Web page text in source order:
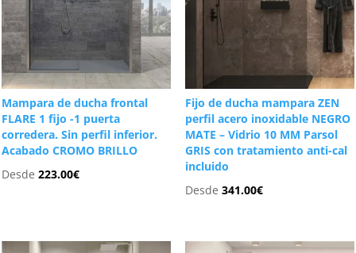
Mampara de ducha frontal
FLARE 1 fijo -1 puerta
corredera. Sin perfil inferior.
Acabado CROMO BRILLO
Desde223.00€
Fijo de ducha mampara ZEN
perfil acero inoxidable NEGRO
MATE – Vidrio 10 MM Parsol
GRIS con tratamiento anti-cal
incluido
Desde 341.00€